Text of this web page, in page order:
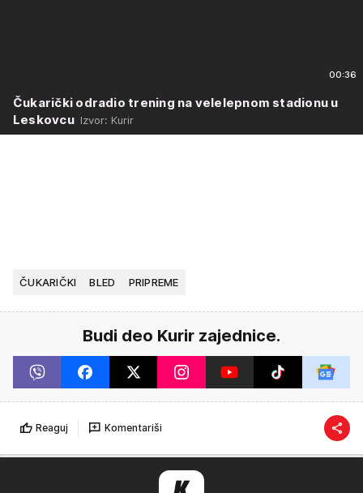
00:36
Čukarički odradio trening na velelepnom stadionu u
LeskovcuIzvor: Kurir
ČUKARIČKI BLED PRIPREME
Budi deo Kurir zajednice.
Reaguj Komentariši